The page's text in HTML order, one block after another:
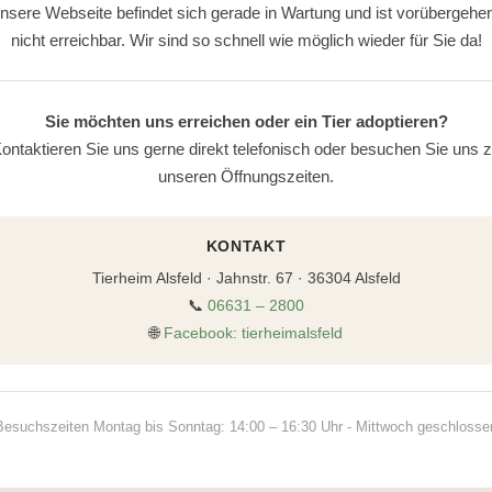
Webseite befindet sich gerade in Wartung und ist
nicht erreichbar. Wir sind so schnell wie möglich wieder für Sie da!
Sie möchten uns erreichen oder ein Tier adoptieren?
Sie uns gerne direkt telefonisch oder besuchen Sie uns
unseren Öffnungszeiten.
KONTAKT
Tierheim Alsfeld · Jahnstr. 67 · 36304 Alsfeld
📞 06631 – 2800
🌐 Facebook: tierheimalsfeld
Montag bis Sonntag: 14:00 – 16:30 Uhr - Mittwoch